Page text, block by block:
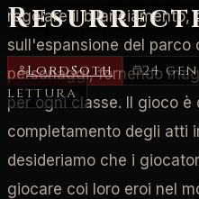
LordSoth 24
lettura
regolare il bilanciamento,
sull'espansione del parco
personaggi, fornendo
per ogni classe. Il gioco
completamento degli atti
desideriamo che i
giocare coi loro eroi nel